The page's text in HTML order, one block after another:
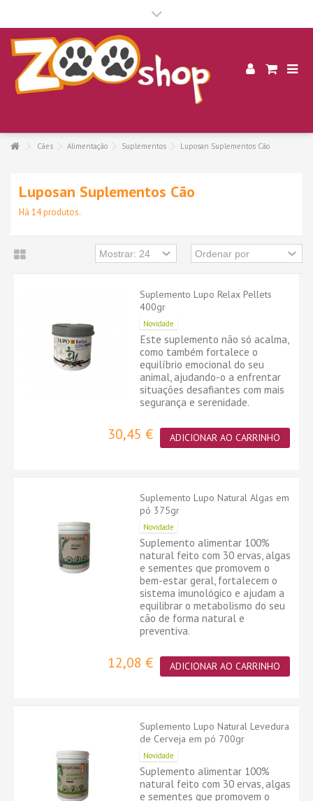
Cães Alimentação Suplementos Luposan Suplementos Cão
Luposan Suplementos Cão
Há 14 produtos.
Suplemento Lupo Relax Pellets
400gr
Novidade
Este suplemento não só acalma,
como também fortalece o
equilíbrio emocional do seu
animal, ajudando-o a enfrentar
situações desafiantes com mais
segurança e serenidade.
30,45 € ADICIONAR AO CARRINHO
Suplemento Lupo Natural Algas em
pó 375gr
Novidade
Suplemento alimentar 100%
natural feito com 30 ervas, algas
e sementes que promovem o
bem-estar geral, fortalecem o
sistema imunológico e ajudam a
equilibrar o metabolismo do seu
cão de forma natural e
preventiva.
12,08 € ADICIONAR AO CARRINHO
Suplemento Lupo Natural Levedura
de Cerveja em pó 700gr
Novidade
Suplemento alimentar 100%
natural feito com 30 ervas, algas
e sementes que promovem o